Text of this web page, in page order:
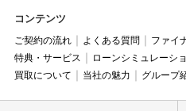
コンテンツ
ご契約の流れ よくある質問
ファイ
特典・サービス
ローンシミュレーシ
買取について
当社の魅力 グループ